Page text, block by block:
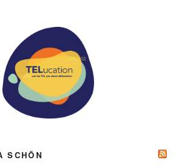
SCHÖN